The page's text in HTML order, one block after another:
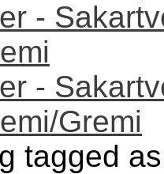
-
-
Gremi
tagged